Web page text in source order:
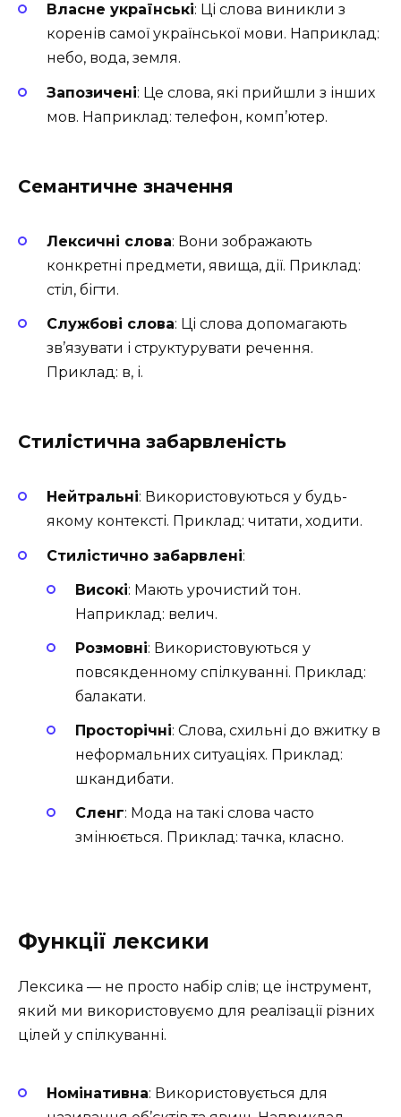
Власне українські: Ці слова виникли з
коренів самої української мови. Наприклад:
небо, вода, земля.
Запозичені: Це слова, які прийшли з інших
мов. Наприклад: телефон, комп’ютер.
Семантичне значення
Лексичні слова: Вони зображають
конкретні предмети, явища, дії. Приклад:
стіл, бігти.
Службові слова: Ці слова допомагають
зв’язувати і структурувати речення.
Приклад: в, і.
Стилістична забарвленість
Нейтральні: Використовуються у будь-
якому контексті. Приклад: читати, ходити.
Стилістично забарвлені:
Високі: Мають урочистий тон.
Наприклад: велич.
Розмовні: Використовуються у
повсякденному спілкуванні. Приклад:
балакати.
Просторічні: Слова, схильні до вжитку в
неформальних ситуаціях. Приклад:
шкандибати.
Сленг: Мода на такі слова часто
змінюється. Приклад: тачка, класно.
Функції лексики
Лексика — не просто набір слів; це інструмент,
який ми використовуємо для реалізації різних
цілей у спілкуванні.
Номінативна: Використовується для